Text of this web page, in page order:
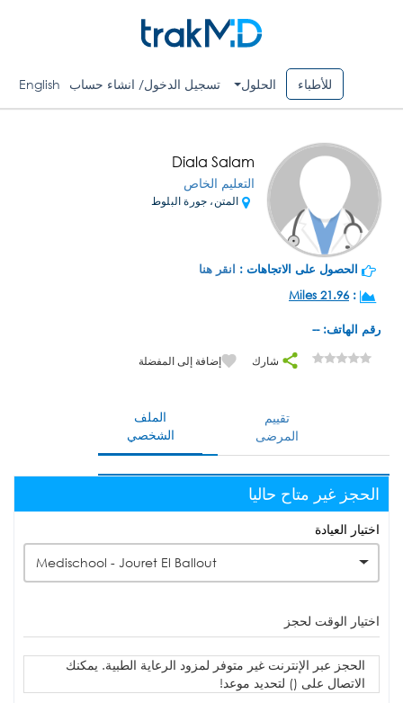
للأطباء الحلول تسجيل الدخول/ انشاء حساب English
Diala Salam
التعليم الخاص
المتن، جورة البلوط
الحصول على الاتجاهات : انقر هنا
:
21.96 Miles
رقم الهاتف: --
شارك إضافة إلى المفضلة
الملف
الشخصي
تقييم
المرضى
الحجز غير متاح حاليا
اختيار العيادة
Medischool - Jouret El Ballout
اختيار الوقت لحجز
الحجز عبر الإنترنت غير متوفر لمزود الرعاية الطبية. يمكنك
الاتصال على () لتحديد موعد!